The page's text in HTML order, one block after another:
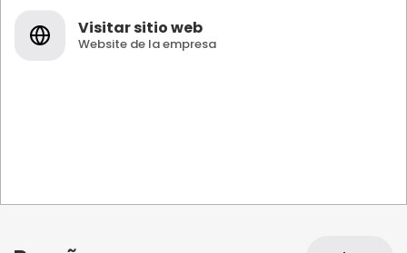
Visitar sitio web
Website de la empresa